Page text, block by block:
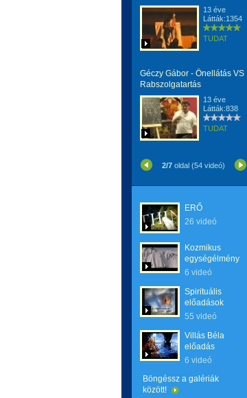
13 éve
Látták:1354
TUDAT
Géczy Gábor - Önellátás VS
Rabszolgatartás
13 éve
Látták:838
TUDAT
2/7 oldal (54 videó)
ERŐ
26 videó
Kozmikus
egységélmény
6 videó
Spirituális
előadások
55 videó
Villás Béla
előadás
6 videó
Böngéssz a galériák
között!